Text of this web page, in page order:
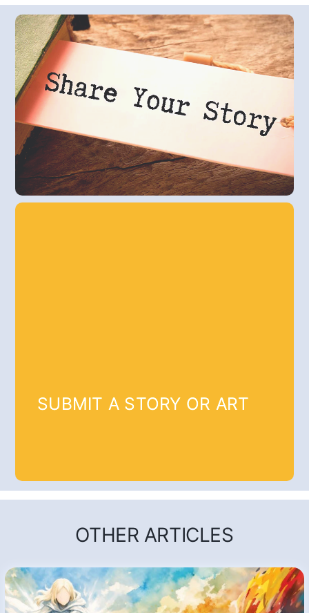
SUBMIT A STORY OR ART
OTHER ARTICLES